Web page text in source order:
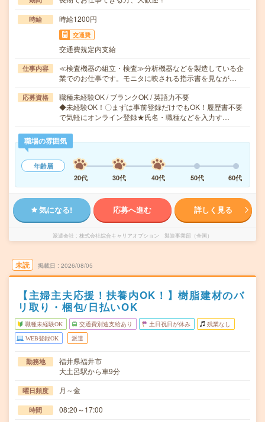
時給 時給1200円
交通費
交通費規定内支給
仕事内容
≪検査機器の組立・検査≫分析機器などを製造している企
業でのお仕事です。モニタに映される指示書を見なが…
応募資格
職種未経験OK / ブランクOK / 英語力不要
◆未経験OK！〇まずは事前登録だけでもOK！履歴書不要
で気軽にオンライン登録★氏名・職種などを入力す…
職場の雰囲気
年齢層
20代
30代 40代 50代 60代
気になる! 応募へ進む 詳しく見る
派遣会社 株式会社綜合キャリアオプション 製造事業部（全国）
未読 掲載日 2026/08/05
【主婦主夫応援！扶養内OK！】樹脂建材のバ
リ取り・梱包/日払いOK
職種未経験OK 交通費別途支給あり 土日祝日が休み 残業なし
WEB登録OK 派遣
勤務地
福井県福井市
大土呂駅から車9分
曜日頻度 月～金
時間 08:20～17:00